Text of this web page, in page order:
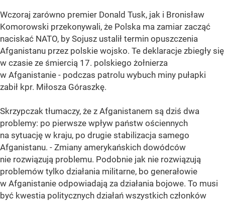
Wczoraj zarówno premier Donald Tusk, jak i Bronisław
Komorowski przekonywali, że Polska ma zamiar zacząć
naciskać NATO, by Sojusz ustalił termin opuszczenia
Afganistanu przez polskie wojsko. Te deklaracje zbiegły się
w czasie ze śmiercią 17. polskiego żołnierza
w Afganistanie - podczas patrolu wybuch miny pułapki
zabił kpr. Miłosza Góraszkę.
Skrzypczak tłumaczy, że z Afganistanem są dziś dwa
problemy: po pierwsze wpływ państw ościennych
na sytuację w kraju, po drugie stabilizacja samego
Afganistanu. - Zmiany amerykańskich dowódców
nie rozwiązują problemu. Podobnie jak nie rozwiązują
problemów tylko działania militarne, bo generałowie
w Afganistanie odpowiadają za działania bojowe. To musi
być kwestia politycznych działań wszystkich członków